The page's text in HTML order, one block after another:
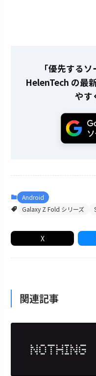
「優先する
HelenTech の最
やす
Android
Galaxy Z Fold シリーズ
X
関連記事